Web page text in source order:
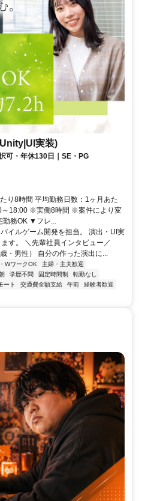
実装)
可・年休130日｜SE・PG
り8時間 平均勤務日数：1ヶ月あた
～18:00 ※実働8時間 ※案件により変
務OK ▼フレ...
イルゲーム開発を担当。 演出・UI実
す。 ＼先輩社員インタビュー／
・男性） 自分の作った演出に...
WワークOK
主婦・主夫歓迎
学歴不問 固定時間制
転勤なし
ート 交通費全額支給 午前
経験者歓迎